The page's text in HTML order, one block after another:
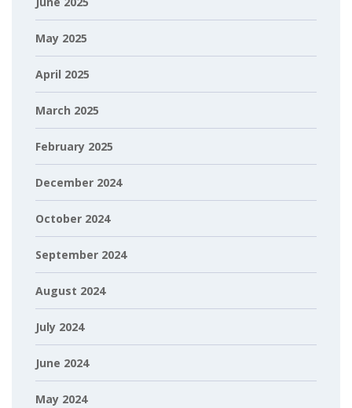
May 2025
April 2025
March 2025
February 2025
December 2024
October 2024
September 2024
August 2024
July 2024
June 2024
May 2024